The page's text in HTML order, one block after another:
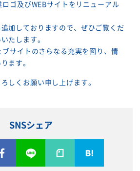
ロゴ及びWEBサイトをリニューアル
加しておりますので、ぜひご覧くだ
たします。
ブサイトのさらなる充実を図り、情
ます。
しくお願い申し上げます。
SNSシェア